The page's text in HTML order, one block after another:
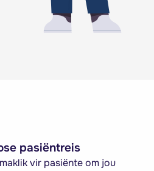
pasiëntreis
vir pasiënte om jou